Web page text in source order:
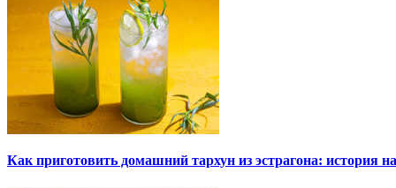
Как приготовить домашний тархун из эстрагона: история